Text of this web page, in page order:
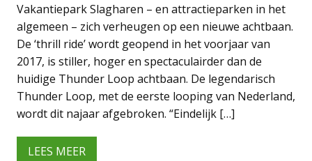
Vakantiepark Slagharen – en attractieparken in het
algemeen – zich verheugen op een nieuwe achtbaan.
De ‘thrill ride’ wordt geopend in het voorjaar van
2017, is stiller, hoger en spectaculairder dan de
huidige Thunder Loop achtbaan. De legendarisch
Thunder Loop, met de eerste looping van Nederland,
wordt dit najaar afgebroken. “Eindelijk […]
LEES MEER